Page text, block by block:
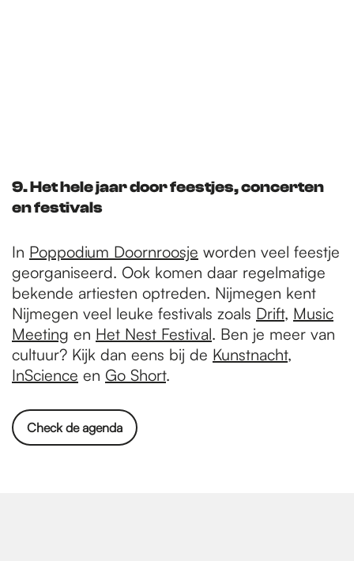
9. Het hele jaar door feestjes, concerten
en festivals
In Poppodium Doornroosje worden veel feestje
georganiseerd. Ook komen daar regelmatige
bekende artiesten optreden. Nijmegen kent
Nijmegen veel leuke festivals zoals Drift, Music
Meeting en Het Nest Festival. Ben je meer van
cultuur? Kijk dan eens bij de Kunstnacht,
InScience en Go Short.
Check de agenda